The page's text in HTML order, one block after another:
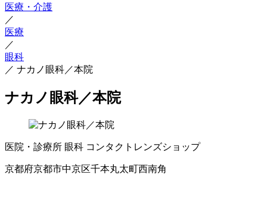
医療・介護
／
医療
／
眼科
／ ナカノ眼科／本院
ナカノ眼科／本院
医院・診療所 眼科 コンタクトレンズショップ
京都府京都市中京区千本丸太町西南角